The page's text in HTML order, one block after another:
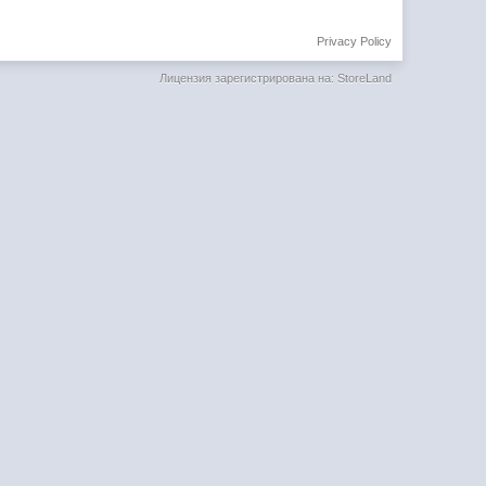
Privacy Policy
Лицензия зарегистрирована на: StoreLand